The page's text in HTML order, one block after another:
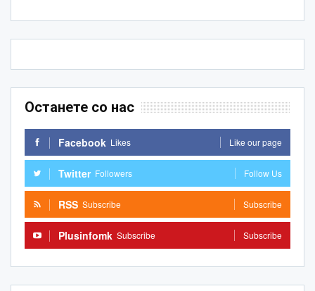
Останете со нас
Facebook Likes Like our page
Twitter Followers Follow Us
RSS Subscribe Subscribe
Plusinfomk Subscribe Subscribe